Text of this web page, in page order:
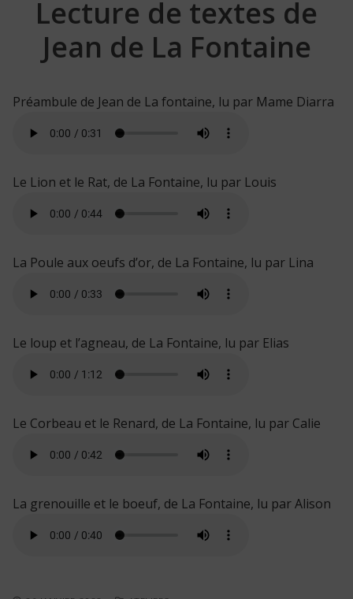
Lecture de textes de
Jean de La Fontaine
Préambule de Jean de La fontaine, lu par Mame Diarra
Le Lion et le Rat, de La Fontaine, lu par Louis
La Poule aux oeufs d’or, de La Fontaine, lu par Lina
Le loup et l’agneau, de La Fontaine, lu par Elias
Le Corbeau et le Renard, de La Fontaine, lu par Calie
La grenouille et le boeuf, de La Fontaine, lu par Alison